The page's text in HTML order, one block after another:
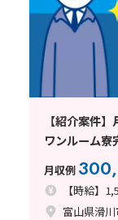
【紹介案件
ワンルーム寮
月収例
【時給】
富山県滑